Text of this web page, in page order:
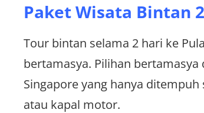
Paket Wisata Bintan
Tour bintan selama 2 hari ke
bertamasya. Pilihan
Singapore yang hanya
atau kapal motor.